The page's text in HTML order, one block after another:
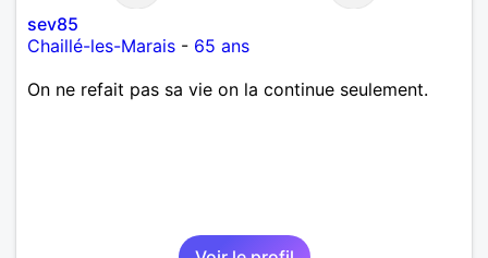
sev85
Chaillé-les-Marais - 65 ans
On ne refait pas sa vie on la continue seulement.